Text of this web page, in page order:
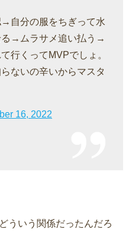
自分の服をちぎって水
る→ムラサメ追い払う→
行くってMVPでしょ。
ないの辛いからマスタ
16, 2022
ういう関係だったんだろ